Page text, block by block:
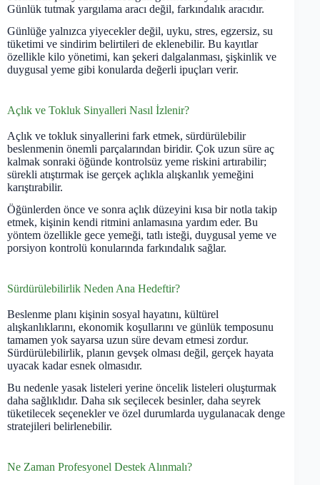
Günlük tutmak yargılama aracı değil, farkındalık aracıdır.
Günlüğe yalnızca yiyecekler değil, uyku, stres, egzersiz, su
tüketimi ve sindirim belirtileri de eklenebilir. Bu kayıtlar
özellikle kilo yönetimi, kan şekeri dalgalanması, şişkinlik ve
duygusal yeme gibi konularda değerli ipuçları verir.
Açlık ve Tokluk Sinyalleri Nasıl İzlenir?
Açlık ve tokluk sinyallerini fark etmek, sürdürülebilir
beslenmenin önemli parçalarından biridir. Çok uzun süre aç
kalmak sonraki öğünde kontrolsüz yeme riskini artırabilir;
sürekli atıştırmak ise gerçek açlıkla alışkanlık yemeğini
karıştırabilir.
Öğünlerden önce ve sonra açlık düzeyini kısa bir notla takip
etmek, kişinin kendi ritmini anlamasına yardım eder. Bu
yöntem özellikle gece yemeği, tatlı isteği, duygusal yeme ve
porsiyon kontrolü konularında farkındalık sağlar.
Sürdürülebilirlik Neden Ana Hedeftir?
Beslenme planı kişinin sosyal hayatını, kültürel
alışkanlıklarını, ekonomik koşullarını ve günlük temposunu
tamamen yok sayarsa uzun süre devam etmesi zordur.
Sürdürülebilirlik, planın gevşek olması değil, gerçek hayata
uyacak kadar esnek olmasıdır.
Bu nedenle yasak listeleri yerine öncelik listeleri oluşturmak
daha sağlıklıdır. Daha sık seçilecek besinler, daha seyrek
tüketilecek seçenekler ve özel durumlarda uygulanacak denge
stratejileri belirlenebilir.
Ne Zaman Profesyonel Destek Alınmalı?